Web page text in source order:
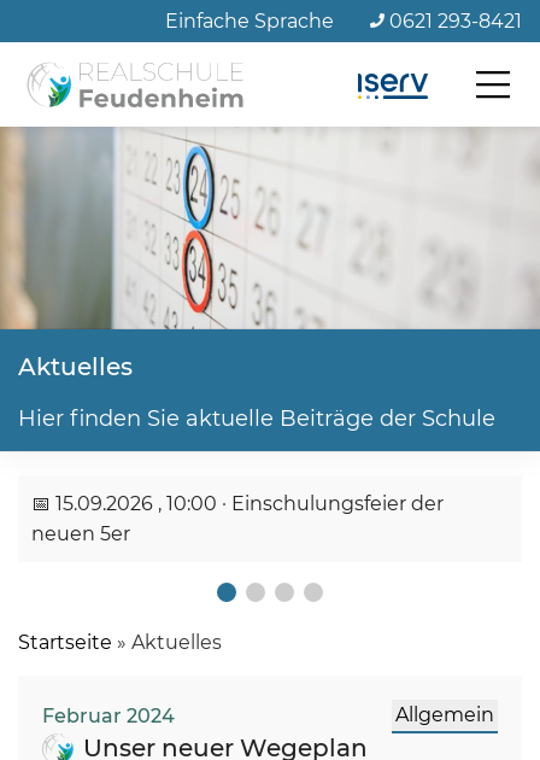
Seiteninhalt
Einfache Sprache 0621 293-8421
Aktuelles
Hier finden Sie aktuelle Beiträge der Schule
📅 15.09.2026 , 10:00 · Einschulungsfeier der
neuen 5er
Startseite » Aktuelles
Februar 2024 Allgemein
Unser neuer Wegeplan